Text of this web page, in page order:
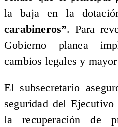
la baja en la
carabineros”. Para
Gobierno planea
cambios legales y
El subsecretario
seguridad del
la recuperación de